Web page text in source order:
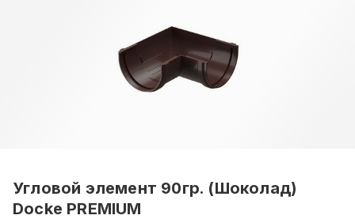
Угловой элемент 90гр. (Шоколад)
Docke PREMIUM